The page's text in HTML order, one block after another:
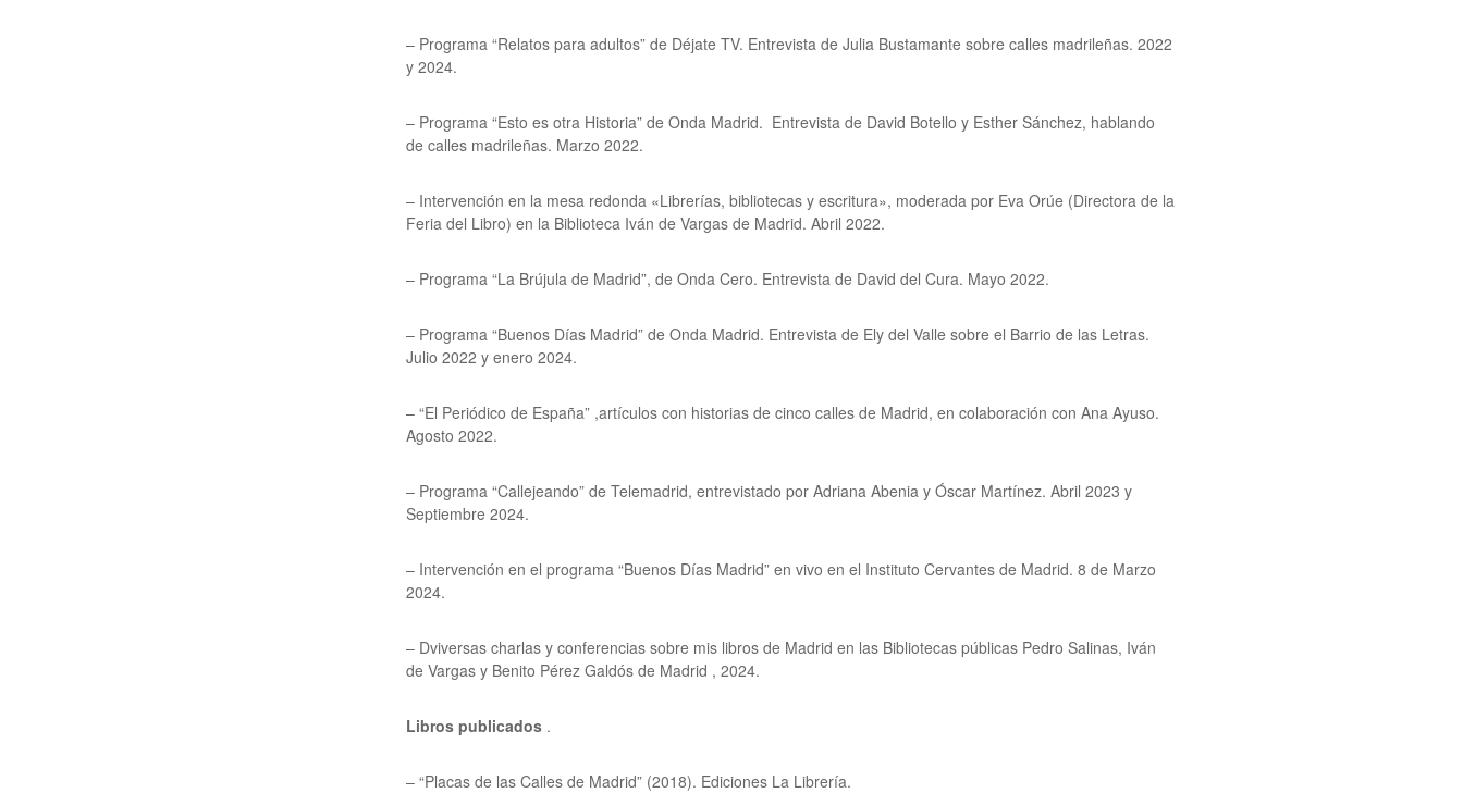
– Programa “Relatos para adultos” de Déjate TV. Entrevista de Julia Bustamante sobre calles madrileñas. 2022
y 2024.
– Programa “Esto es otra Historia” de Onda Madrid. Entrevista de David Botello y Esther Sánchez, hablando
de calles madrileñas. Marzo 2022.
– Intervención en la mesa redonda «Librerías, bibliotecas y escritura», moderada por Eva Orúe (Directora de la
Feria del Libro) en la Biblioteca Iván de Vargas de Madrid. Abril 2022.
– Programa “La Brújula de Madrid”, de Onda Cero. Entrevista de David del Cura. Mayo 2022.
– Programa “Buenos Días Madrid” de Onda Madrid. Entrevista de Ely del Valle sobre el Barrio de las Letras.
Julio 2022 y enero 2024.
– “El Periódico de España” ,artículos con historias de cinco calles de Madrid, en colaboración con Ana Ayuso.
Agosto 2022.
– Programa “Callejeando” de Telemadrid, entrevistado por Adriana Abenia y Óscar Martínez. Abril 2023 y
Septiembre 2024.
– Intervención en el programa “Buenos Días Madrid” en vivo en el Instituto Cervantes de Madrid. 8 de Marzo
2024.
– Dviversas charlas y conferencias sobre mis libros de Madrid en las Bibliotecas públicas Pedro Salinas, Iván
de Vargas y Benito Pérez Galdós de Madrid , 2024.
Libros publicados .
– “Placas de las Calles de Madrid” (2018). Ediciones La Librería.